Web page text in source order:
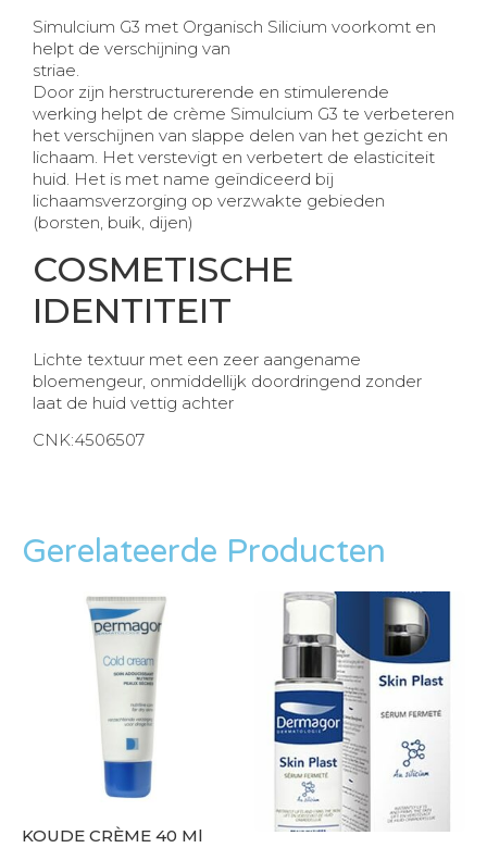
Simulcium G3 met Organisch Silicium voorkomt en
helpt de verschijning van
striae.
Door zijn herstructurerende en stimulerende
werking helpt de crème Simulcium G3 te verbeteren
het verschijnen van slappe delen van het gezicht en
lichaam. Het verstevigt en verbetert de elasticiteit
huid. Het is met name geïndiceerd bij
lichaamsverzorging op verzwakte gebieden
(borsten, buik, dijen)
COSMETISCHE
IDENTITEIT
Lichte textuur met een zeer aangename
bloemengeur, onmiddellijk doordringend zonder
laat de huid vettig achter
CNK:4506507
Gerelateerde Producten
KOUDE CRÈME 40 Ml